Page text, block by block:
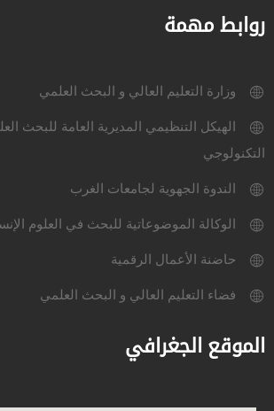
روابط مهمة
وزارة التعليم العالي و البحث العلمي
الهيكل التنظيمي المديرية العامة للبحث
التكنولوجي
الندوة الجهوية لجامعات الغرب
الوكالة الموضوعاتية للبحث في العلوم
حاضنة الأعمال الرقمية
فضاء التعليم العالي و البحث العلمي
الموقع الجغرافي